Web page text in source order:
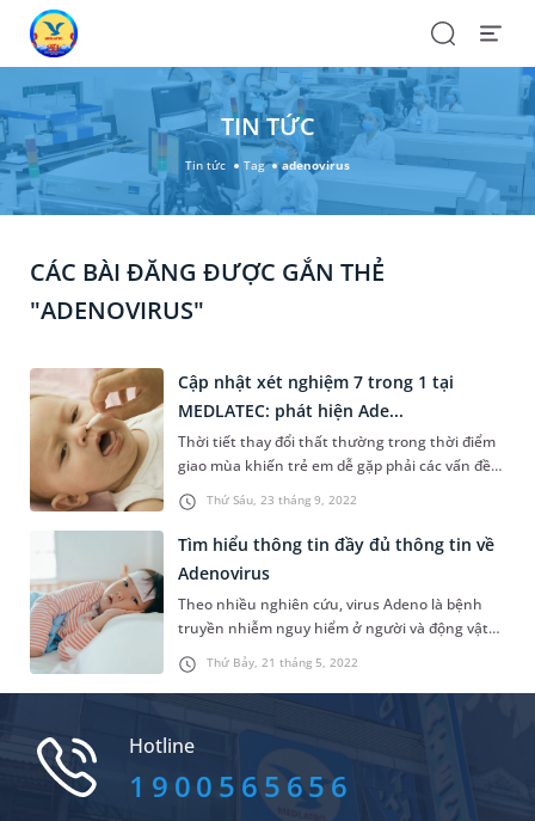
SearchOpen
TIN TỨC
Tin tức Tag adenovirus
CÁC BÀI ĐĂNG ĐƯỢC GẮN THẺ
"ADENOVIRUS"
Thứ Sáu, 23 tháng 9, 2022
Cập nhật xét nghiệm 7 trong 1 tại
MEDLATEC: phát hiện Ade...
Thời tiết thay đổi thất thường trong thời điểm
giao mùa khiến trẻ em dễ gặp phải các vấn đề
về đường hô hấp. Gần đây, số lượng bệnh nhi
mắc bệnh lý hô hấp, đặc biệt là viêm đường hô
hấp do Adenovirus phải nhập viện tăng đột
biến. Cách tốt nhất để kiểm soát lây lan, phát
hiện và điều trị bệnh kịp...
Thứ Bảy, 21 tháng 5, 2022
Tìm hiểu thông tin đầy đủ thông tin về
Adenovirus
Theo nhiều nghiên cứu, virus Adeno là bệnh
truyền nhiễm nguy hiểm ở người và động vật
gây nhiễm trùng đường hô hấp hoặc viêm kết
mạc, viêm niêm mạc mắt, tiêu chảy,... Do đó,
việc có đầy đủ thông tin sẽ giúp người dân chủ
bệnh kịp thời.
Hotline
1900565656